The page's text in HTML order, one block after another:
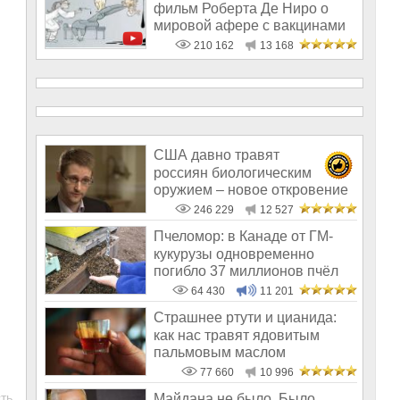
фильм Роберта Де Ниро о
мировой афере с вакцинами
210 162 13 168
США давно травят
россиян биологическим
оружием – новое откровение
Эдварда Сноудена
246 229 12 527
Пчеломор: в Канаде от ГМ-
кукурузы одновременно
погибло 37 миллионов пчёл
64 430 11 201
Страшнее ртути и цианида:
как нас травят ядовитым
пальмовым маслом
77 660 10 996